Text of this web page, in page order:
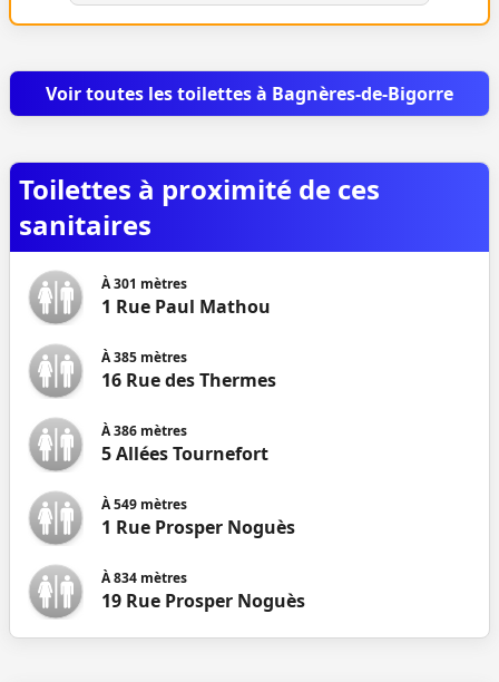
Voir toutes les toilettes à Bagnères-de-Bigorre
Toilettes à proximité de ces
sanitaires
À301 mètres
1 Rue Paul Mathou
À385 mètres
16 Rue des Thermes
À386 mètres
5 Allées Tournefort
À549 mètres
1 Rue Prosper Noguès
À834 mètres
19 Rue Prosper Noguès